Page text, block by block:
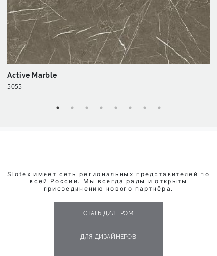
Active Marble
5055
Slotex имеет сеть региональных представителей по
всей России. Мы всегда рады и открыты
присоединению нового партнёра.
СТАТЬ ДИЛЕРОМ
ДЛЯ ДИЗАЙНЕРОВ